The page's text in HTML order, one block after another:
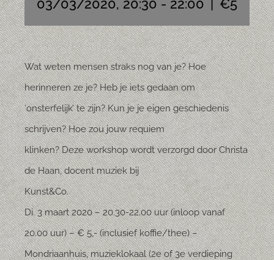
03/03/2020, 20:30 - 22:00 | €5
Wat weten mensen straks nog van je? Hoe
herinneren ze je? Heb je iets gedaan om
‘onsterfelijk’ te zijn? Kun je je eigen geschiedenis
schrijven? Hoe zou jouw requiem
klinken? Deze workshop wordt verzorgd door Christa
de Haan, docent muziek bij
Kunst&Co.
Di. 3 maart 2020 – 20.30-22.00 uur (inloop vanaf
20.00 uur) – € 5,- (inclusief koffie/thee) –
Mondriaanhuis, muzieklokaal (2e of 3e verdieping